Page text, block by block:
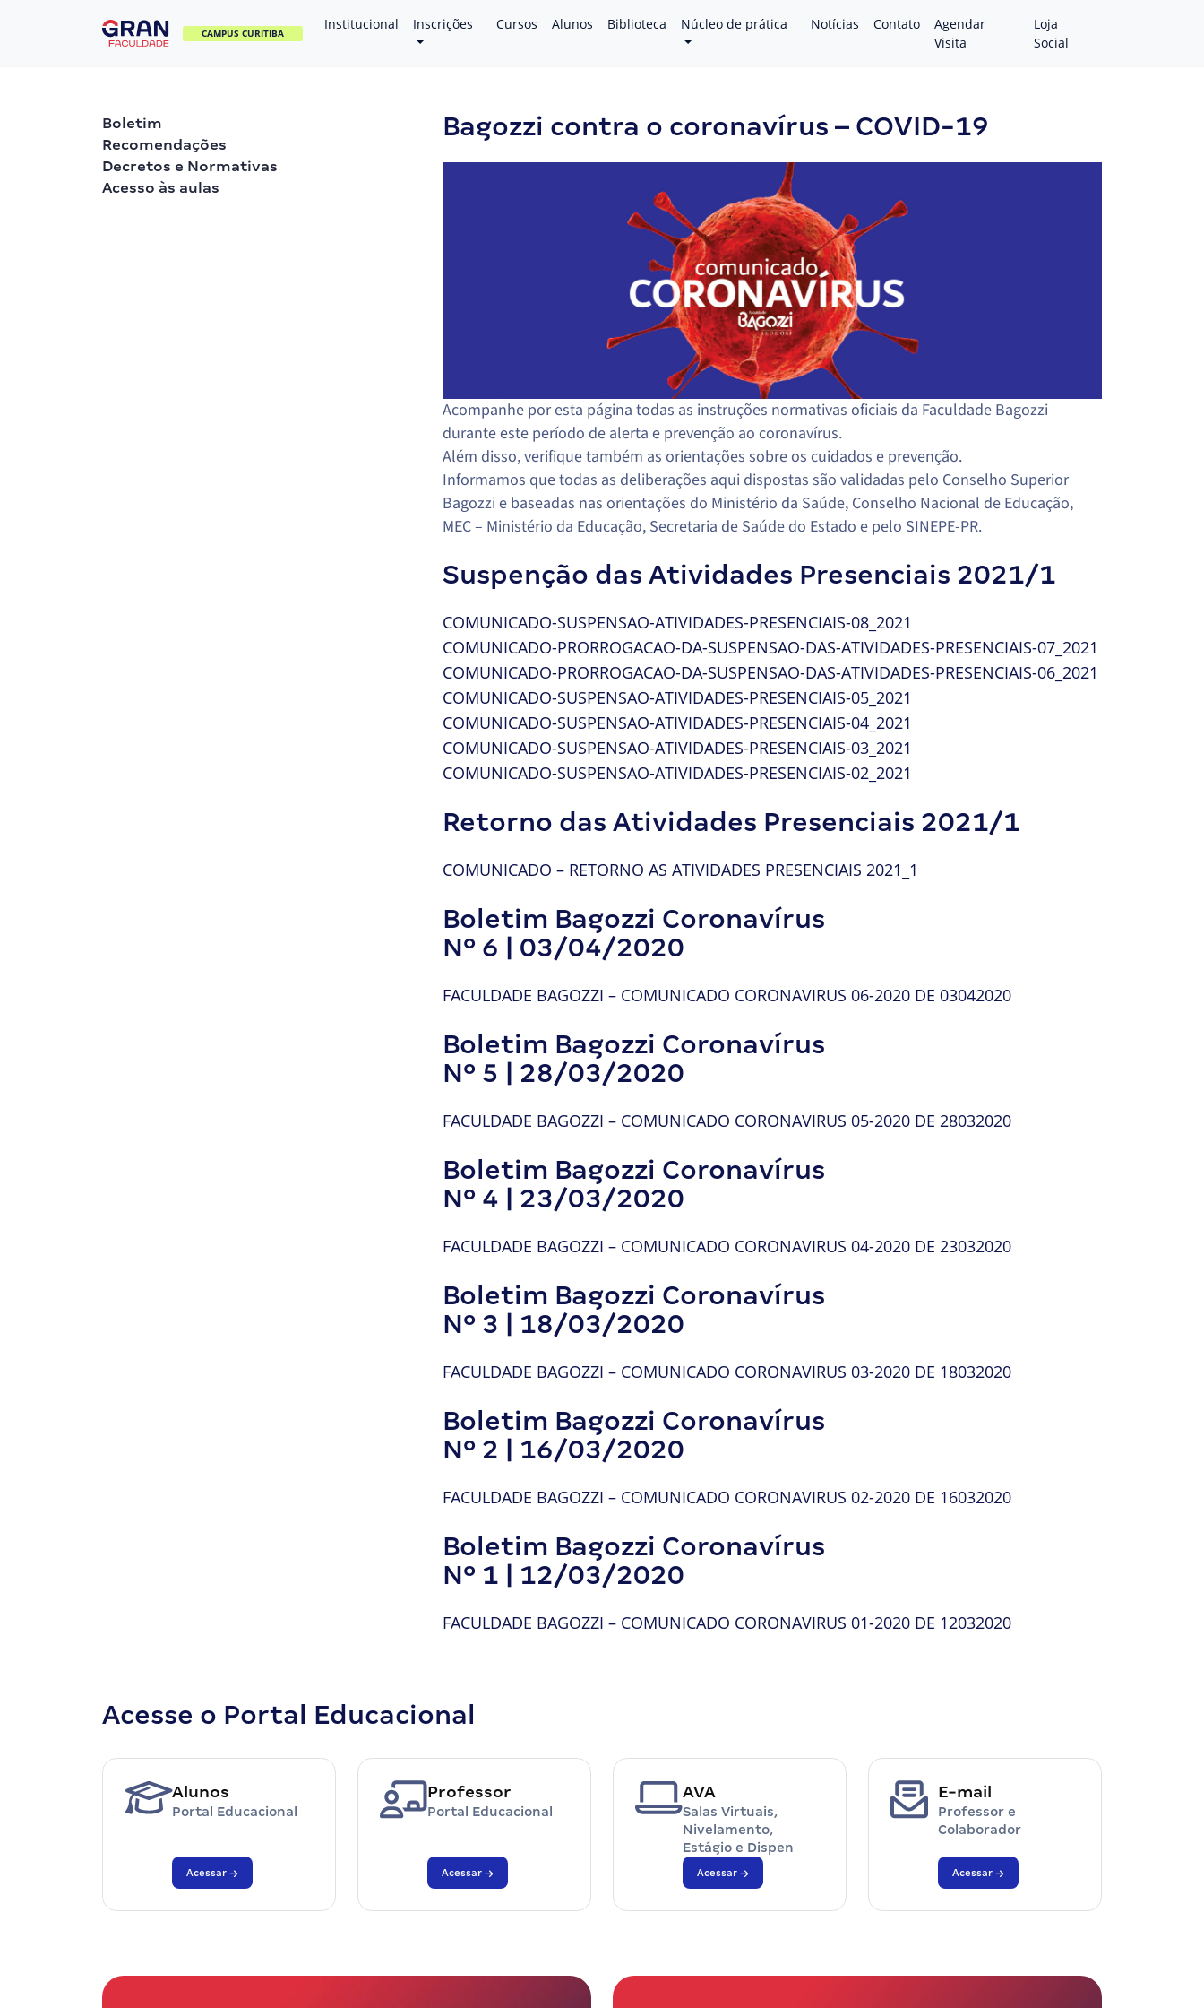
CAMPUS CURITIBA
Institucional Inscrições Cursos Alunos Biblioteca Núcleo de prática Notícias Contato
Agendar
Visita
Loja
Social
Boletim
Recomendações
Decretos e Normativas
Acesso às aulas
Bagozzi contra o coronavírus – COVID-19
Acompanhe por esta página todas as instruções normativas oficiais da Faculdade Bagozzi
durante este período de alerta e prevenção ao coronavírus.
Além disso, verifique também as orientações sobre os cuidados e prevenção.
Informamos que todas as deliberações aqui dispostas são validadas pelo Conselho Superior
Bagozzi e baseadas nas orientações do Ministério da Saúde, Conselho Nacional de Educação,
MEC – Ministério da Educação, Secretaria de Saúde do Estado e pelo SINEPE-PR.
Suspenção das Atividades Presenciais 2021/1
COMUNICADO-SUSPENSAO-ATIVIDADES-PRESENCIAIS-08_2021
COMUNICADO-PRORROGACAO-DA-SUSPENSAO-DAS-ATIVIDADES-PRESENCIAIS-07_2021
COMUNICADO-PRORROGACAO-DA-SUSPENSAO-DAS-ATIVIDADES-PRESENCIAIS-06_2021
COMUNICADO-SUSPENSAO-ATIVIDADES-PRESENCIAIS-05_2021
COMUNICADO-SUSPENSAO-ATIVIDADES-PRESENCIAIS-04_2021
COMUNICADO-SUSPENSAO-ATIVIDADES-PRESENCIAIS-03_2021
COMUNICADO-SUSPENSAO-ATIVIDADES-PRESENCIAIS-02_2021
Retorno das Atividades Presenciais 2021/1
COMUNICADO – RETORNO AS ATIVIDADES PRESENCIAIS 2021_1
Boletim Bagozzi Coronavírus
Nº 6 | 03/04/2020
FACULDADE BAGOZZI – COMUNICADO CORONAVIRUS 06-2020 DE 03042020
Boletim Bagozzi Coronavírus
Nº 5 | 28/03/2020
FACULDADE BAGOZZI – COMUNICADO CORONAVIRUS 05-2020 DE 28032020
Boletim Bagozzi Coronavírus
Nº 4 | 23/03/2020
FACULDADE BAGOZZI – COMUNICADO CORONAVIRUS 04-2020 DE 23032020
Boletim Bagozzi Coronavírus
Nº 3 | 18/03/2020
FACULDADE BAGOZZI – COMUNICADO CORONAVIRUS 03-2020 DE 18032020
Boletim Bagozzi Coronavírus
Nº 2 | 16/03/2020
FACULDADE BAGOZZI – COMUNICADO CORONAVIRUS 02-2020 DE 16032020
Boletim Bagozzi Coronavírus
Nº 1 | 12/03/2020
FACULDADE BAGOZZI – COMUNICADO CORONAVIRUS 01-2020 DE 12032020
Acesse o Portal Educacional
Alunos
Portal Educacional
Acessar
Professor
Portal Educacional
Acessar
AVA
Salas Virtuais,
Nivelamento,
Estágio e Dispen
Acessar
E-mail
Professor e
Colaborador
Acessar